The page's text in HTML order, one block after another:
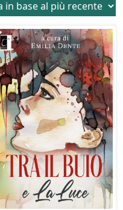
base
più
recente